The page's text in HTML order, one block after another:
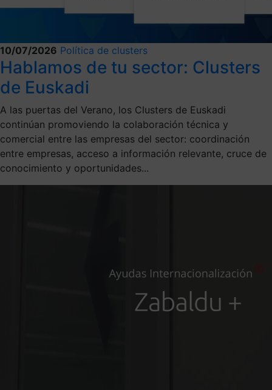
10/07/2026 Política de clusters
Hablamos de tu sector: Clusters
de Euskadi
A las puertas del Verano, los Clusters de Euskadi
continúan promoviendo la colaboración técnica y
comercial entre las empresas del sector: coordinación
entre empresas, acceso a información relevante, cruce de
conocimiento y oportunidades...